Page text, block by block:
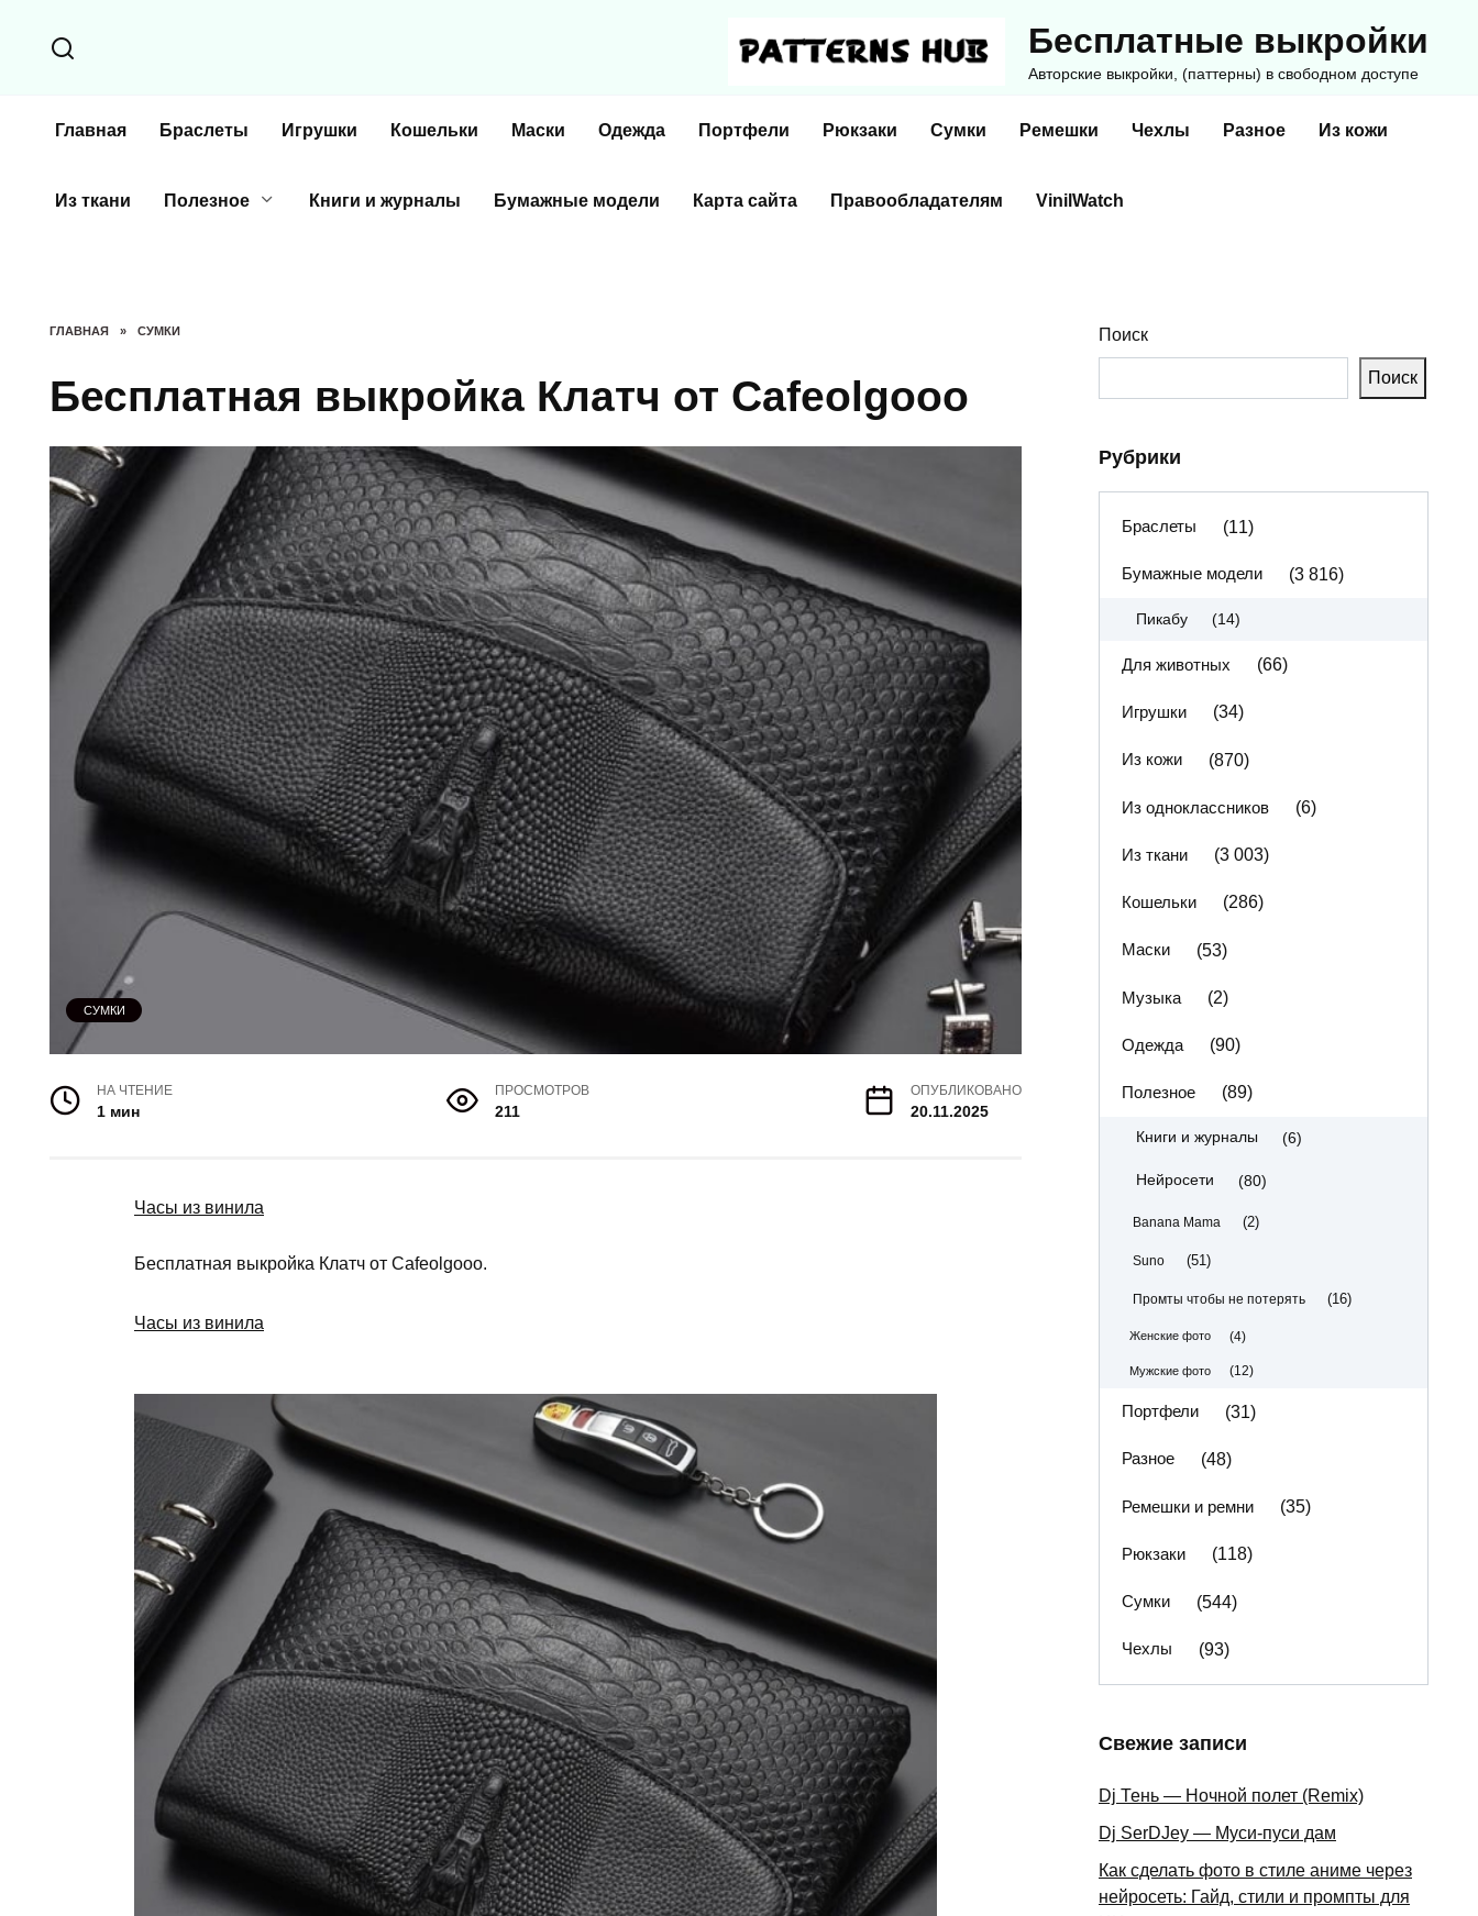
содержанию
Бесплатные выкройки
Авторские выкройки, (паттерны) в свободном доступе
Главная Браслеты Игрушки Кошельки Маски Одежда Портфели Рюкзаки Сумки Ремешки Чехлы Разное Из кожи
Из ткани Полезное Книги и журналы Бумажные модели Карта сайта Правообладателям VinilWatch
ГЛАВНАЯ » СУМКИ
Бесплатная выкройка Клатч от Cafeolgooo
СУМКИ
НА ЧТЕНИЕ
1 мин
ПРОСМОТРОВ
211
ОПУБЛИКОВАНО
20.11.2025
Часы из винила
Бесплатная выкройка Клатч от Cafeolgooo.
Часы из винила
Поиск
Поиск
Рубрики
Браслеты (11)
Бумажные модели (3 816)
Пикабу (14)
Для животных (66)
Игрушки (34)
Из кожи (870)
Из одноклассников (6)
Из ткани (3 003)
Кошельки (286)
Маски (53)
Музыка (2)
Одежда (90)
Полезное (89)
Книги и журналы (6)
Нейросети (80)
Banana Mama (2)
Suno (51)
Промты чтобы не потерять (16)
Женские фото (4)
Мужские фото (12)
Портфели (31)
Разное (48)
Ремешки и ремни (35)
Рюкзаки (118)
Сумки (544)
Чехлы (93)
Свежие записи
Dj Тень — Ночной полет (Remix)
Dj SerDJey — Муси-пуси дам
Как сделать фото в стиле аниме через
нейросеть: Гайд, стили и промпты для